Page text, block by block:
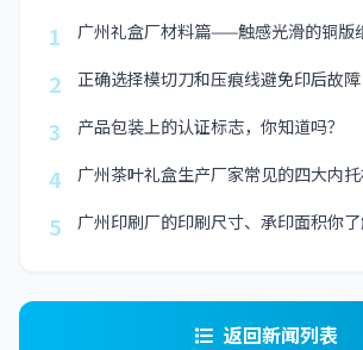
1
广州礼盒厂材料篇——触感光滑的铜版
2 正确选择模切刀和压痕线避免印后故障
3 产品包装上的认证标志，你知道吗？
4 广州茶叶礼盒生产厂家常见的四大内
5 广州印刷厂的印刷尺寸、承印面积你了
返回新闻列表